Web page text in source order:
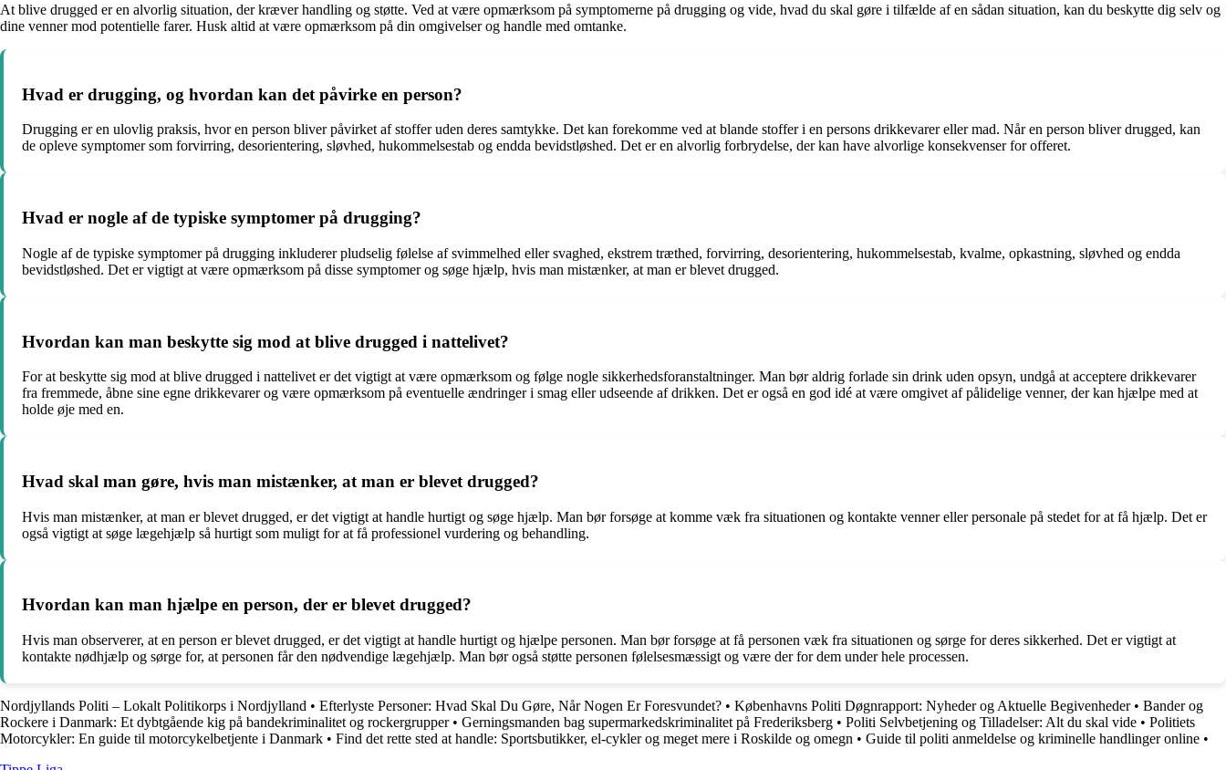
At blive drugged er en alvorlig situation, der kræver handling og støtte. Ved at være opmærksom på symptomerne på drugging og vide, hvad du skal gøre i tilfælde af en sådan situation, kan du beskytte dig selv og
dine venner mod potentielle farer. Husk altid at være opmærksom på din omgivelser og handle med omtanke.
Hvad er drugging, og hvordan kan det påvirke en person?
Drugging er en ulovlig praksis, hvor en person bliver påvirket af stoffer uden deres samtykke. Det kan forekomme ved at blande stoffer i en persons drikkevarer eller mad. Når en person bliver drugged, kan
de opleve symptomer som forvirring, desorientering, sløvhed, hukommelsestab og endda bevidstløshed. Det er en alvorlig forbrydelse, der kan have alvorlige konsekvenser for offeret.
Hvad er nogle af de typiske symptomer på drugging?
Nogle af de typiske symptomer på drugging inkluderer pludselig følelse af svimmelhed eller svaghed, ekstrem træthed, forvirring, desorientering, hukommelsestab, kvalme, opkastning, sløvhed og endda
bevidstløshed. Det er vigtigt at være opmærksom på disse symptomer og søge hjælp, hvis man mistænker, at man er blevet drugged.
Hvordan kan man beskytte sig mod at blive drugged i nattelivet?
For at beskytte sig mod at blive drugged i nattelivet er det vigtigt at være opmærksom og følge nogle sikkerhedsforanstaltninger. Man bør aldrig forlade sin drink uden opsyn, undgå at acceptere drikkevarer
fra fremmede, åbne sine egne drikkevarer og være opmærksom på eventuelle ændringer i smag eller udseende af drikken. Det er også en god idé at være omgivet af pålidelige venner, der kan hjælpe med at
holde øje med en.
Hvad skal man gøre, hvis man mistænker, at man er blevet drugged?
Hvis man mistænker, at man er blevet drugged, er det vigtigt at handle hurtigt og søge hjælp. Man bør forsøge at komme væk fra situationen og kontakte venner eller personale på stedet for at få hjælp. Det er
også vigtigt at søge lægehjælp så hurtigt som muligt for at få professionel vurdering og behandling.
Hvordan kan man hjælpe en person, der er blevet drugged?
Hvis man observerer, at en person er blevet drugged, er det vigtigt at handle hurtigt og hjælpe personen. Man bør forsøge at få personen væk fra situationen og sørge for deres sikkerhed. Det er vigtigt at
kontakte nødhjælp og sørge for, at personen får den nødvendige lægehjælp. Man bør også støtte personen følelsesmæssigt og være der for dem under hele processen.
Nordjyllands Politi – Lokalt Politikorps i Nordjylland • Efterlyste Personer: Hvad Skal Du Gøre, Når Nogen Er Foresvundet? • Københavns Politi Døgnrapport: Nyheder og Aktuelle Begivenheder• Bander og
Rockere i Danmark: Et dybtgående kig på bandekriminalitet og rockergrupper• Gerningsmanden bag supermarkedskriminalitet på Frederiksberg • Politi Selvbetjening og Tilladelser: Alt du skal vide • Politiets
Motorcykler: En guide til motorcykelbetjente i Danmark • Find det rette sted at handle: Sportsbutikker, el-cykler og meget mere i Roskilde og omegn • Guide til politi anmeldelse og kriminelle handlinger online •